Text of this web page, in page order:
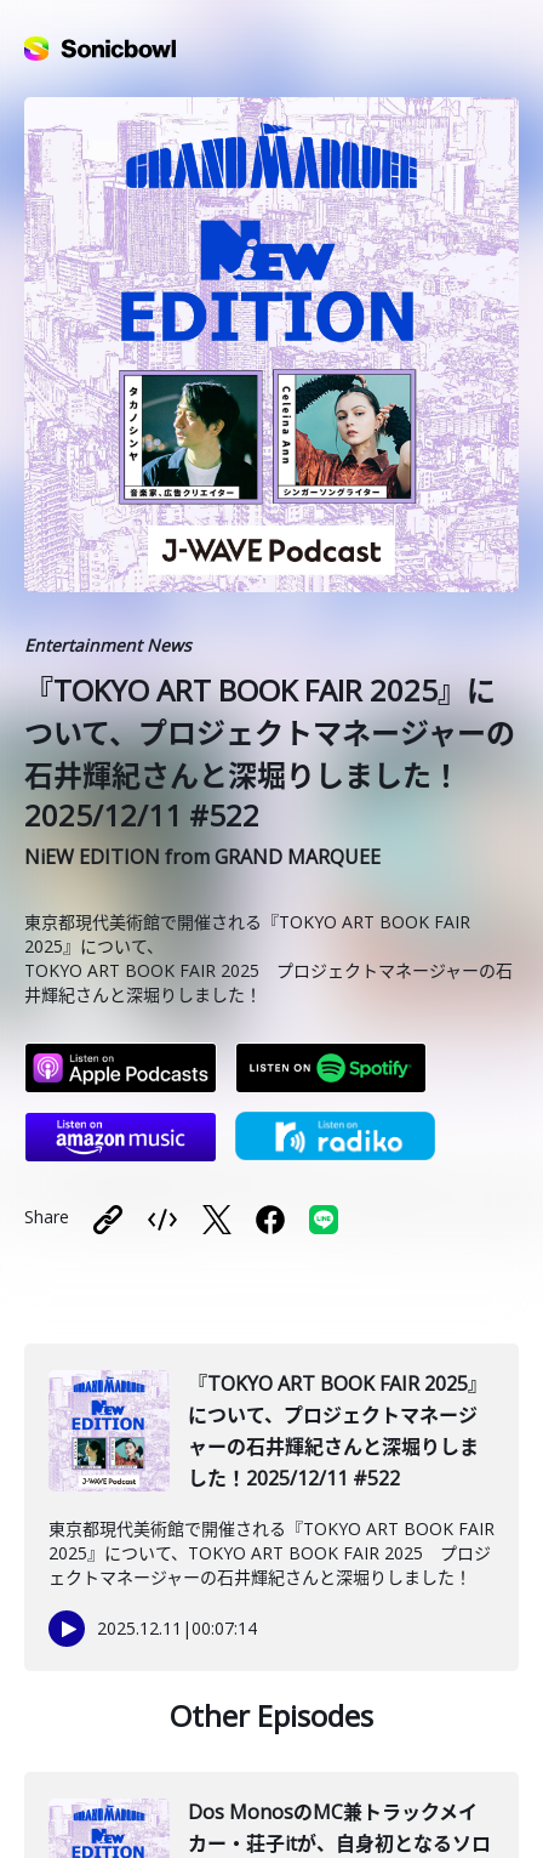
Entertainment News
『TOKYO ART BOOK FAIR 2025』に
ついて、プロジェクトマネージャーの
石井輝紀さんと深堀りしました！
2025/12/11 #522
NiEW EDITION from GRAND MARQUEE
東京都現代美術館で開催される『TOKYO ART BOOK FAIR
2025』について、
TOKYO ART BOOK FAIR 2025 プロジェクトマネージャーの石
井輝紀さんと深堀りしました！
Share
『TOKYO ART BOOK FAIR 2025』
について、プロジェクトマネージ
ャーの石井輝紀さんと深堀りしま
した！2025/12/11 #522
東京都現代美術館で開催される『TOKYO ART BOOK FAIR
2025』について、TOKYO ART BOOK FAIR 2025 プロジ
ェクトマネージャーの石井輝紀さんと深堀りしました！
2025.12.11 |00:07:14
Other Episodes
Dos MonosのMC兼トラックメイ
カー・荘子itが、自身初となるソロ